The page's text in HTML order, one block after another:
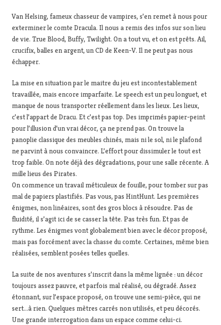
Van Helsing, fameux chasseur de vampires, s’en remet à nous pour
exterminer le comte Dracula. Il nous a remis des infos sur son lieu
de vie. True Blood, Buffy, Twilight. On a tout vu, et on est prêts. Ail,
crucifix, balles en argent, un CD de Keen-V. Il ne peut pas nous
échapper.
La mise en situation par le maitre du jeu est incontestablement
travaillée, mais encore imparfaite. Le speech est un peu longuet, et
manque de nous transporter réellement dans les lieux. Les lieux,
c’est l’appart de Dracu. Et c’est pas top. Des imprimés papier-peint
pour l’illusion d’un vrai décor, ça ne prend pas. On trouve la
panoplie classique des meubles chinés, mais ni le sol, ni le plafond
ne parvint à nous convaincre. L’effort pour dissimuler le tout est
trop faible. On note déjà des dégradations, pour une salle récente. A
mille lieus des Pirates.
On commence un travail méticuleux de fouille, pour tomber sur pas
mal de papiers plastifiés. Pas vous, pas HintHunt. Les premières
énigmes, non linéaires, sont des gros blocs à résoudre. Pas de
fluidité, il s’agit ici de se casser la tête. Pas très fun. Et pas de
rythme. Les énigmes vont globalement bien avec le décor proposé,
mais pas forcément avec la chasse du comte. Certaines, même bien
réalisées, semblent posées telles quelles.
La suite de nos aventures s’inscrit dans la même lignée : un décor
toujours assez pauvre, et parfois mal réalisé, ou dégradé. Assez
étonnant, sur l’espace proposé, on trouve une semi-pièce, qui ne
sert…à rien. Quelques mètres carrés non utilisés, et peu décorés.
Une grande interrogation dans un espace comme celui-ci.